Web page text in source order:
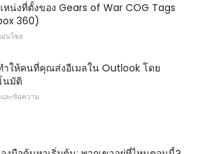
หน่งที่ตั้งของ Gears of War COG Tags
360)
อนโซล
ำให้คนที่คุณส่งอีเมลใน Outlook โดย
นมัติ
และข้อความ